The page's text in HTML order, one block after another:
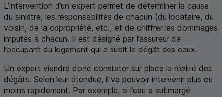
L’intervention d’un expert permet de déterminer la cause
du sinistre, les responsabilités de chacun (du locataire, du
voisin, de la copropriété, etc.) et de chiffrer les dommages
imputés à chacun. Il est désigné par l’assureur de
l’occupant du logement qui a subit le dégât des eaux.
Un expert viendra donc constater sur place la réalité des
dégâts. Selon leur étendue, il va pouvoir intervenir plus ou
moins rapidement. Par exemple, si l’eau a submergé